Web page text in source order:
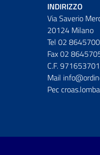
INDIRIZZO
Via Saverio
20124 Milano
Tel 02
Fax 02
C.F.
Mail
Pec